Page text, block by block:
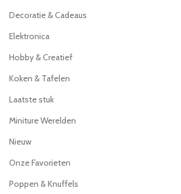
Decoratie & Cadeaus
Elektronica
Hobby & Creatief
Koken & Tafelen
Laatste stuk
Miniture Werelden
Nieuw
Onze Favorieten
Poppen & Knuffels